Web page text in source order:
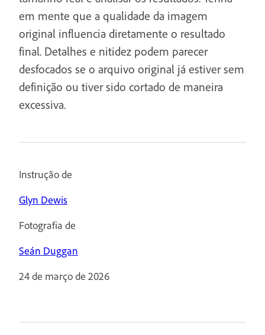
em mente que a qualidade da imagem
original influencia diretamente o resultado
final. Detalhes e nitidez podem parecer
desfocados se o arquivo original já estiver sem
definição ou tiver sido cortado de maneira
excessiva.
Instrução de
Glyn Dewis
Fotografia de
Seán Duggan
24 de março de 2026